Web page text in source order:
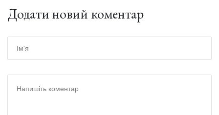
Додати новий коментар